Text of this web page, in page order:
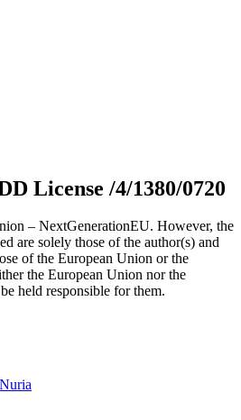
License /4/1380/0720
– NextGenerationEU. However, the
are solely those of the author(s) and
of the European Union or the
the European Union nor the
held responsible for them.